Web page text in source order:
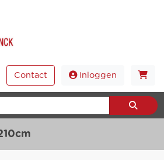
Contact Inloggen